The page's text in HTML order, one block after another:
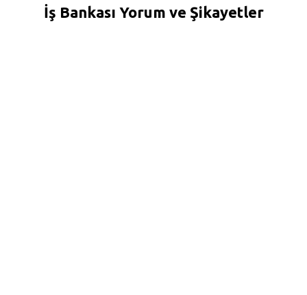
İş Bankası Yorum ve Şikayetler